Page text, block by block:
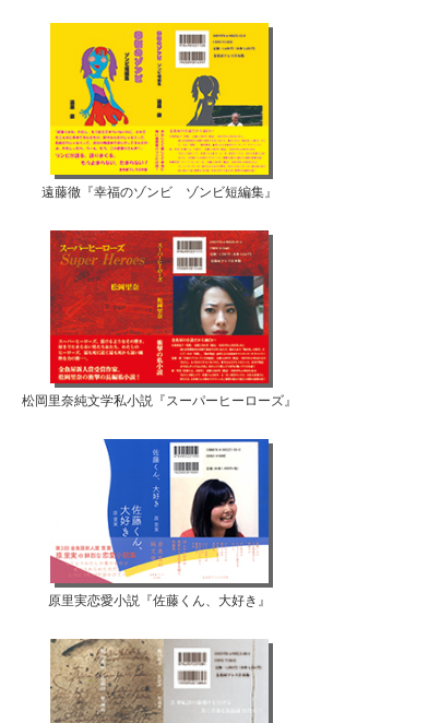
遠藤徹『幸福のゾンビ ゾンビ短編集』
松岡里奈純文学私小説『スーパーヒーローズ』
原里実恋愛小説『佐藤くん、大好き』